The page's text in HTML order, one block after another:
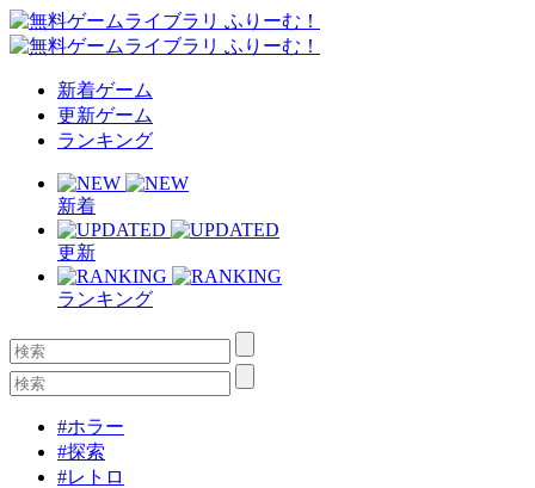
新着ゲーム
更新ゲーム
ランキング
新着
更新
ランキング
#ホラー
#探索
#レトロ